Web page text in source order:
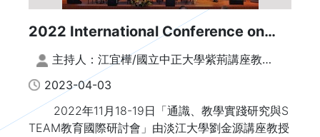
2022 International Conference on
General Education, Teaching Practice
Research and STEAM Education | 校
長論壇
主持人：江宜樺/國立中正大學紫荊講座教授
(前行政院長)；文字整理：謝鈐紘、張榕玲
2023-04-03
2022年11月18-19日「通識、教學實踐研究與S
TEAM教育國際研討會」由淡江大學劉金源講座教授